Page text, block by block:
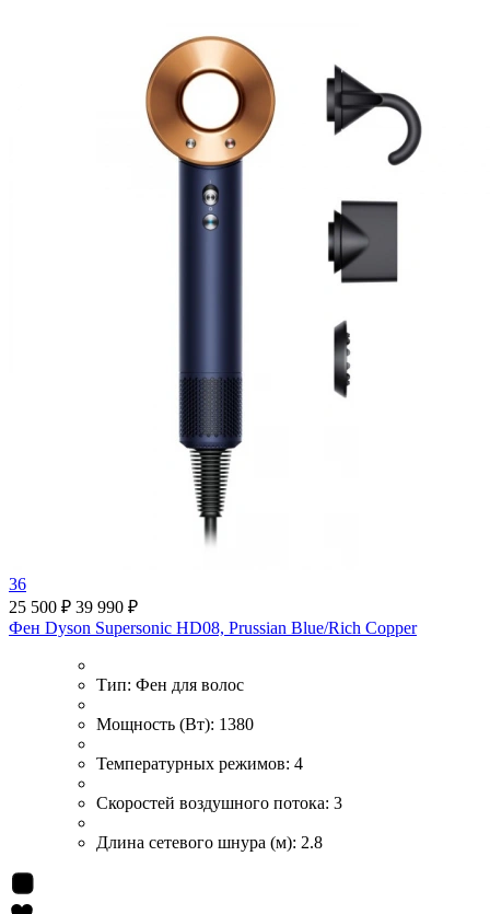
36
25 500 ₽ 39 990 ₽
Фен Dyson Supersonic HD08, Prussian Blue/Rich Copper
Тип: Фен для волос
Мощность (Вт): 1380
Температурных режимов: 4
Скоростей воздушного потока: 3
Длина сетевого шнура (м): 2.8